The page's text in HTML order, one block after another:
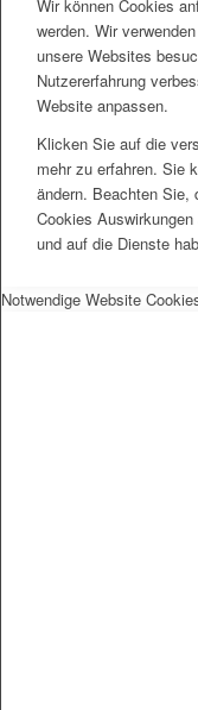
Wir können Cookies
werden. Wir
unsere Websites
Nutzererfahrung
Website anpassen.
Klicken Sie auf die
mehr zu erfahren. Sie
ändern. Beachten Sie,
Cookies
und auf die Dienste
Notwendige Website